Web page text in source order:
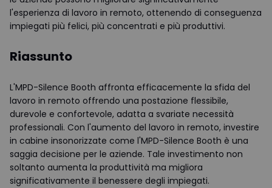
l'esperienza di lavoro in remoto, ottenendo di conseguenza
impiegati più felici, più concentrati e più produttivi.
Riassunto
L'MPD-Silence Booth affronta efficacemente la sfida del
lavoro in remoto offrendo una postazione flessibile,
durevole e confortevole, adatta a svariate necessità
professionali. Con l'aumento del lavoro in remoto, investire
in cabine insonorizzate come l'MPD-Silence Booth è una
saggia decisione per le aziende. Tale investimento non
soltanto aumenta la produttività ma migliora
significativamente il benessere degli impiegati.